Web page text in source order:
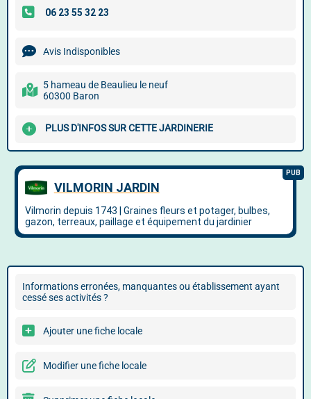
Avis Indisponibles
5 hameau de Beaulieu le neuf
60300 Baron
PLUS D'INFOS SUR CETTE JARDINERIE
Informations erronées, manquantes ou établissement ayant
cessé ses activités ?
Ajouter une fiche locale
Modifier une fiche locale